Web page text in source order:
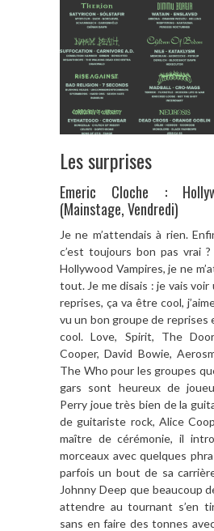
Les surprises
Emeric Cloche :
(Mainstage, Vendredi)
Je ne m’attendais à rien.
c’est toujours bon pas vrai
Hollywood Vampires, je ne
tout. Je me disais : je vais
reprises, ça va être cool,
vu un bon groupe de reprises
cool. Love, Spirit, The
Cooper, David Bowie,
The Who pour les groupes
gars sont heureux de
Perry joue très bien de la
de guitariste rock, Alice
maître de cérémonie, il
morceaux avec quelques
parfois un bout de sa
Johnny Deep que beaucoup
attendre au tournant s’en
sans en faire des tonnes